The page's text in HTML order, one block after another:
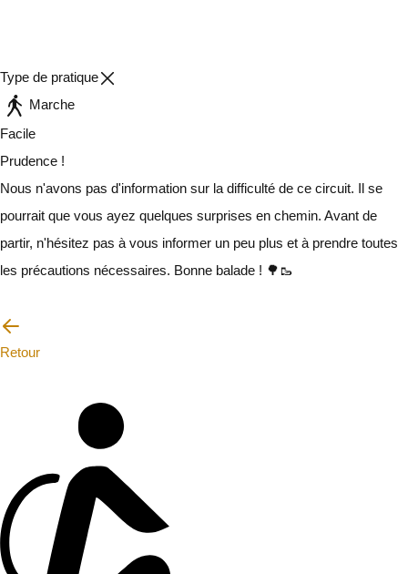
Type de pratique
Marche
Facile
Prudence !
Nous n'avons pas d'information sur la difficulté de ce circuit. Il se
pourrait que vous ayez quelques surprises en chemin. Avant de
partir, n'hésitez pas à vous informer un peu plus et à prendre toutes
les précautions nécessaires. Bonne balade ! 🌳🥾
Retour